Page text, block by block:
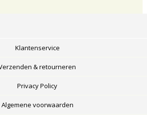
Klantenservice
& retourneren
Privacy Policy
Algemene voorwaarden